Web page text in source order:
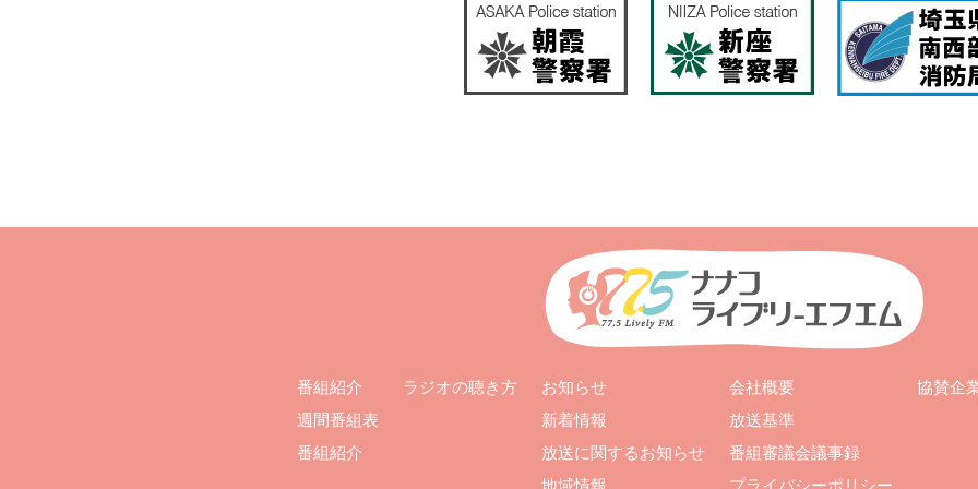
番組紹介
週間番組表
番組紹介
ラジオの聴き方
お知らせ
新着情報
放送に関するお知らせ
地域情報
会社概要
放送基準
番組審議会議事録
プライバシーポリシー
協賛企